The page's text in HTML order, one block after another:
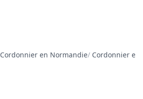
Cordonnier en Normandie/ Cordonnier en